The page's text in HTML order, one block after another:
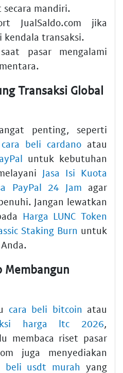
secara mandiri.
JualSaldo.com jika
kendala transaksi.
pasar mengalami
Transaksi Global
penting, seperti
cara beli cardanoatau
untuk kebutuhan
Jasa Isi Kuota
PayPal 24 Jam agar
Jangan lewatkan
Harga LUNC Token
Staking Burn untuk
Membangun
cara beli bitcoin atau
harga ltc 2026,
membaca riset pasar
juga menyediakan
beli usdt murah yang